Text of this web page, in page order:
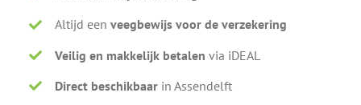
Altijd eenveegbewijs voor de verzekering
Veilig en makkelijk betalen via iDEAL
Direct beschikbaar in Assendelft